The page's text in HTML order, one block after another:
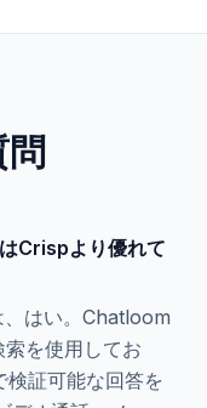
Crispより優れて
はい。Chatloom
を使用してお
証可能な回答を